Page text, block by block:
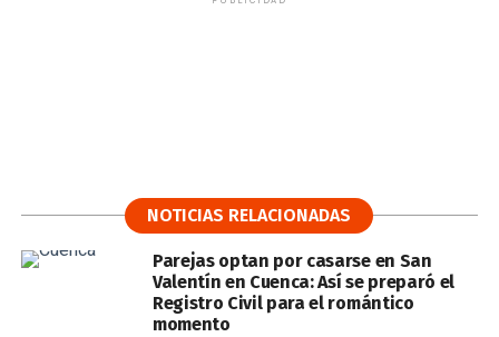
NOTICIAS RELACIONADAS
Parejas optan por casarse en San
Valentín en Cuenca: Así se preparó el
Registro Civil para el romántico
momento